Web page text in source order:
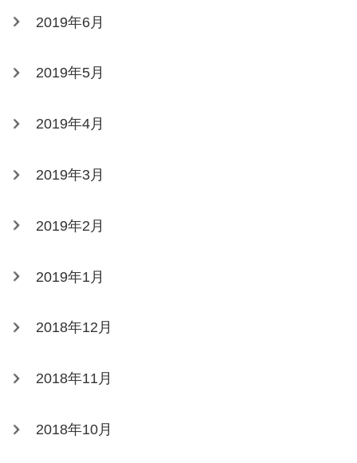
2019年6月
2019年5月
2019年4月
2019年3月
2019年2月
2019年1月
2018年12月
2018年11月
2018年10月